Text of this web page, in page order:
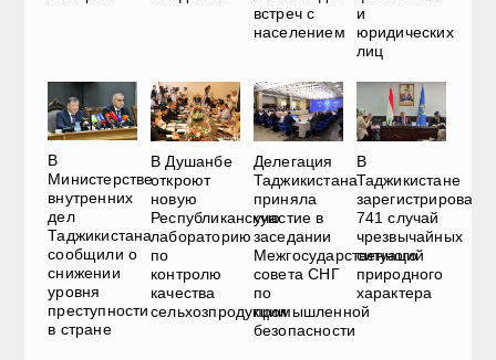
встреч с
населением
и
юридических
лиц
В
Министерстве
внутренних
дел
Таджикистана
сообщили о
снижении
уровня
преступности
в стране
В Душанбе
откроют
новую
Республиканскую
лабораторию
по
контролю
качества
сельхозпродукции
Делегация
Таджикистана
приняла
участие в
заседании
Межгосударственного
совета СНГ
по
промышленной
безопасности
В
Таджикистане
зарегистрировали
741 случай
чрезвычайных
ситуаций
природного
характера